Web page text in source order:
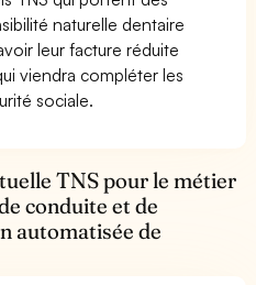
naturelle dentaire
leur facture réduite
viendra compléter les
sociale.
TNS pour le métier
conduite et de
automatisée de